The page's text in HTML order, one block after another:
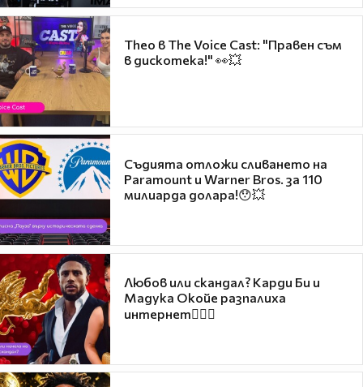
Theo в The Voice Cast: "Правен съм
в дискотека!" 👀💥
Съдията отложи сливането на
Paramount и Warner Bros. за 110
милиарда долара!😯💥
Любов или скандал? Карди Би и
Мадука Окойе разпалиха
интернет❤️‍🔥🔥